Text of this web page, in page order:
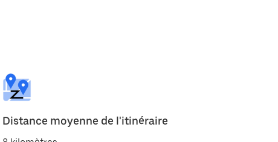
Distance moyenne de l'itinéraire